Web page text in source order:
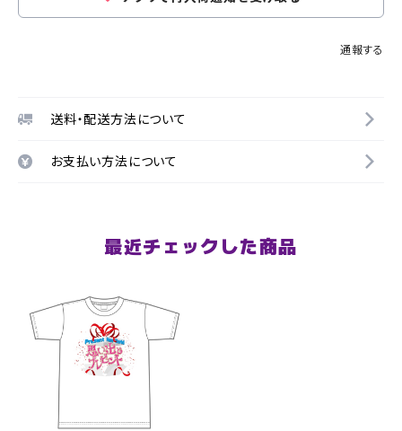
通報する
送料・配送方法について
お支払い方法について
最近チェックした商品